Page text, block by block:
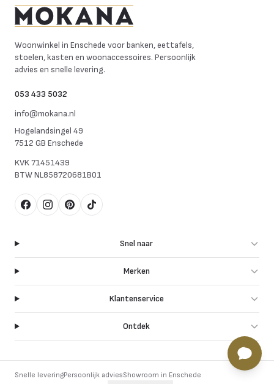
Woonwinkel in Enschede voor banken, eettafels,
stoelen, kasten en woonaccessoires. Persoonlijk
advies en snelle levering.
053 433 5032
info@mokana.nl
Hogelandsingel 49
7512 GB Enschede
KVK71451439
BTWNL858720681B01
FacebookInstagram
Pinterest
TikTok
Snel naar
Merken
Klantenservice
Ontdek
Snelle leveringPersoonlijk adviesShowroom in Enschede